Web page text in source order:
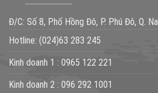
Đ/C: Số 8, Phố Hồng Đô, P. Phú Đô, Q.
Hotline: (024)63 283 245
Kinh doanh 1 : 0965 122 221
Kinh doanh 2 : 096 292 1001